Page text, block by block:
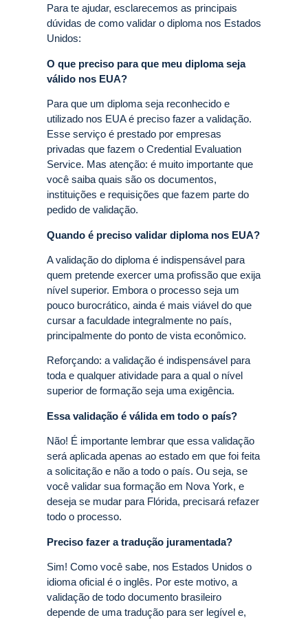
Para te ajudar, esclarecemos as principais
dúvidas de como validar o diploma nos Estados
Unidos:
O que preciso para que meu diploma seja
válido nos EUA?
Para que um diploma seja reconhecido e
utilizado nos EUA é preciso fazer a validação.
Esse serviço é prestado por empresas
privadas que fazem o Credential Evaluation
Service. Mas atenção: é muito importante que
você saiba quais são os documentos,
instituições e requisições que fazem parte do
pedido de validação.
Quando é preciso validar diploma nos EUA?
A validação do diploma é indispensável para
quem pretende exercer uma profissão que exija
nível superior. Embora o processo seja um
pouco burocrático, ainda é mais viável do que
cursar a faculdade integralmente no país,
principalmente do ponto de vista econômico.
Reforçando: a validação é indispensável para
toda e qualquer atividade para a qual o nível
superior de formação seja uma exigência.
Essa validação é válida em todo o país?
Não! É importante lembrar que essa validação
será aplicada apenas ao estado em que foi feita
a solicitação e não a todo o país. Ou seja, se
você validar sua formação em Nova York, e
deseja se mudar para Flórida, precisará refazer
todo o processo.
Preciso fazer a tradução juramentada?
Sim! Como você sabe, nos Estados Unidos o
idioma oficial é o inglês. Por este motivo, a
validação de todo documento brasileiro
depende de uma tradução para ser legível e,